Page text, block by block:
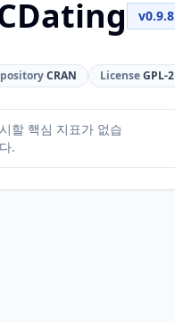
v0.9.8
CRAN LicenseGPL-2
할 핵심 지표가 없습
.